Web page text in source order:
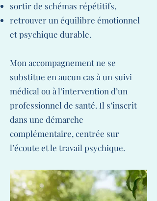
sortir de schémas répétitifs,
retrouver un équilibre émotionnel
et psychique durable.​
Mon accompagnement ne se
substitue en aucun cas à un suivi
médical ou à l’intervention d’un
professionnel de santé. Il s’inscrit
dans une démarche
complémentaire, centrée sur
l’écoute et le travail psychique.